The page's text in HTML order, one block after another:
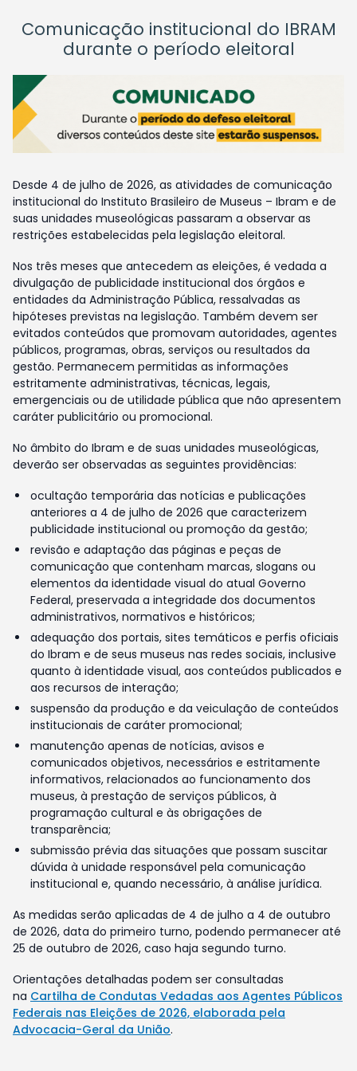
Comunicação institucional do IBRAM
durante o período eleitoral
Desde 4 de julho de 2026, as atividades de comunicação
institucional do Instituto Brasileiro de Museus – Ibram e de
suas unidades museológicas passaram a observar as
restrições estabelecidas pela legislação eleitoral.
Nos três meses que antecedem as eleições, é vedada a
divulgação de publicidade institucional dos órgãos e
entidades da Administração Pública, ressalvadas as
hipóteses previstas na legislação. Também devem ser
evitados conteúdos que promovam autoridades, agentes
públicos, programas, obras, serviços ou resultados da
gestão. Permanecem permitidas as informações
estritamente administrativas, técnicas, legais,
emergenciais ou de utilidade pública que não apresentem
caráter publicitário ou promocional.
No âmbito do Ibram e de suas unidades museológicas,
deverão ser observadas as seguintes providências:
ocultação temporária das notícias e publicações
anteriores a 4 de julho de 2026 que caracterizem
publicidade institucional ou promoção da gestão;
revisão e adaptação das páginas e peças de
comunicação que contenham marcas, slogans ou
elementos da identidade visual do atual Governo
Federal, preservada a integridade dos documentos
administrativos, normativos e históricos;
adequação dos portais, sites temáticos e perfis oficiais
do Ibram e de seus museus nas redes sociais, inclusive
quanto à identidade visual, aos conteúdos publicados e
aos recursos de interação;
suspensão da produção e da veiculação de conteúdos
institucionais de caráter promocional;
manutenção apenas de notícias, avisos e
comunicados objetivos, necessários e estritamente
informativos, relacionados ao funcionamento dos
museus, à prestação de serviços públicos, à
programação cultural e às obrigações de
transparência;
submissão prévia das situações que possam suscitar
dúvida à unidade responsável pela comunicação
institucional e, quando necessário, à análise jurídica.
As medidas serão aplicadas de 4 de julho a 4 de outubro
de 2026, data do primeiro turno, podendo permanecer até
25 de outubro de 2026, caso haja segundo turno.
Orientações detalhadas podem ser consultadas
na Cartilha de Condutas Vedadas aos Agentes Públicos
Federais nas Eleições de 2026, elaborada pela
Advocacia-Geral da União.